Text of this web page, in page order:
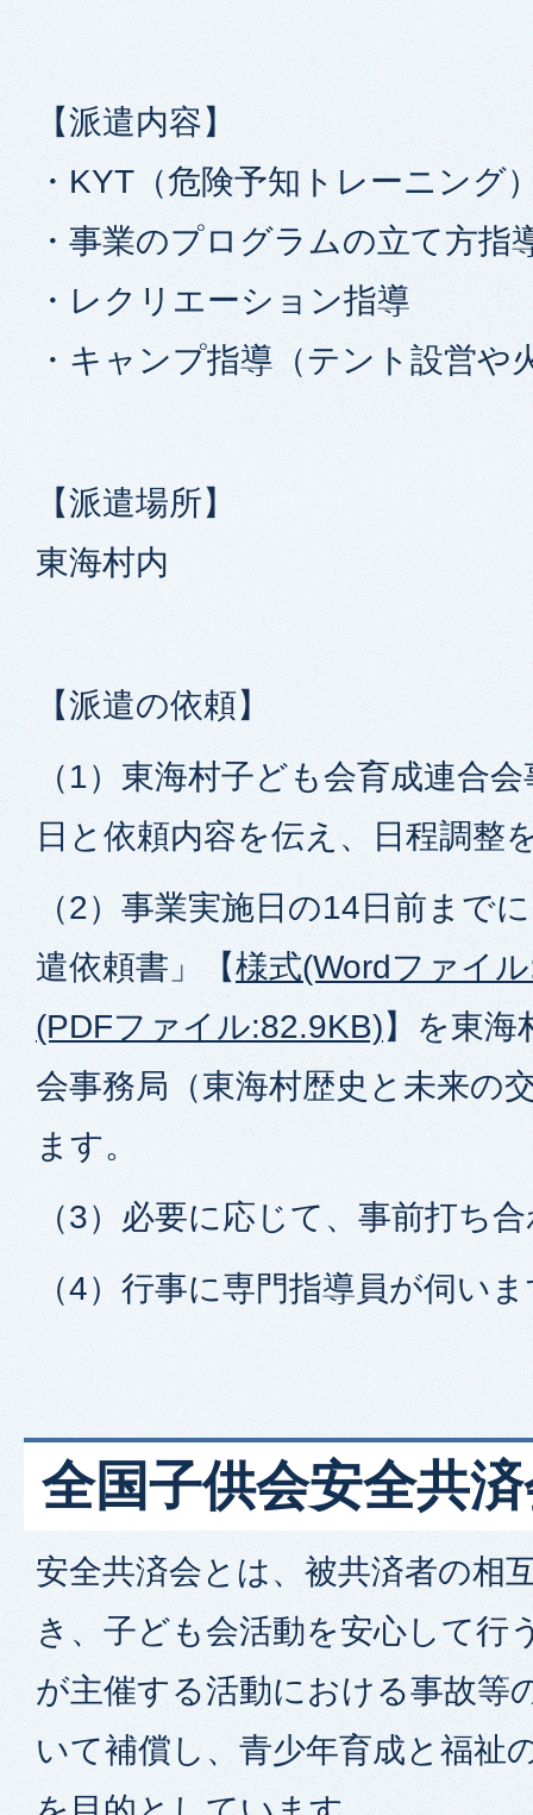
【派遣内容】
・KYT（危険予知トレーニング
・事業のプログラムの立て方指
・レクリエーション指導
・キャンプ指導（テント設営や
【派遣場所】
東海村内
【派遣の依頼】
（1）東海村子ども会育成連合
日と依頼内容を伝え、日程調整
（2）事業実施日の14日前まで
遣依頼書」【様式(Wordファイ
(PDFファイル:82.9KB)】を東海
会事務局（東海村歴史と未来の
ます。
（3）必要に応じて、事前打ち
（4）行事に専門指導員が伺い
全国子供会安全共
安全共済会とは、被共済者の相
き、子ども会活動を安心して行
が主催する活動における事故等
いて補償し、青少年育成と福祉